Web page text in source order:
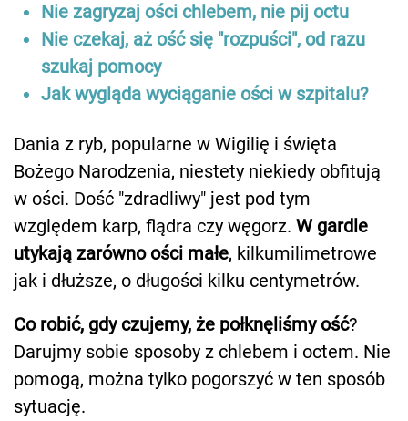
Nie zagryzaj ości chlebem, nie pij octu
Nie czekaj, aż ość się "rozpuści", od razu
szukaj pomocy
Jak wygląda wyciąganie ości w szpitalu?
Dania z ryb, popularne w Wigilię i święta
Bożego Narodzenia, niestety niekiedy obfitują
w ości. Dość "zdradliwy" jest pod tym
względem karp, flądra czy węgorz. W gardle
utykają zarówno ości małe, kilkumilimetrowe
jak i dłuższe, o długości kilku centymetrów.
Co robić, gdy czujemy, że połknęliśmy ość?
Darujmy sobie sposoby z chlebem i octem. Nie
pomogą, można tylko pogorszyć w ten sposób
sytuację.